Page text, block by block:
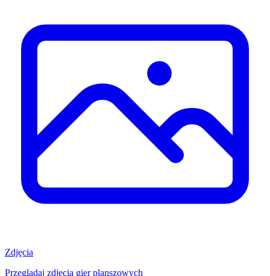
Zdjęcia
Przeglądaj zdjęcia gier planszowych